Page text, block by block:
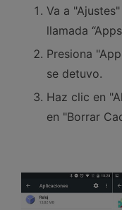
Va a
llamada
Presiona
se detuvo.
Haz clic en
en "Borrar